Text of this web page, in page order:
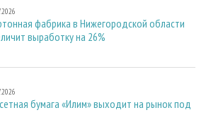
фабрика в Нижегородской области
выработку на 26%
бумага «Илим» выходит на рынок под